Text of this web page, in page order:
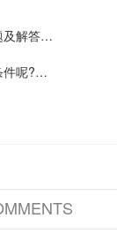
及解答…
件呢?…